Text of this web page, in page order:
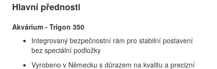
Hlavní přednosti
Akvárium - Trigon 350
Integrovaný bezpečnostní rám pro stabilní postavení
bez speciální podložky
Vyrobeno v Německu s důrazem na kvalitu a precizní